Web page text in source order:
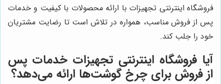
فروشگاه اینترنتی تجهیزات با ارائه محصولات با کیفیت و خدمات
پس از فروش مناسب، همواره در تلاش است تا رضایت مشتریان
خود را جلب کند.
آیا فروشگاه اینترنتی تجهیزات خدمات پس
از فروش برای چرخ گوشت‌ها ارائه می‌دهد؟